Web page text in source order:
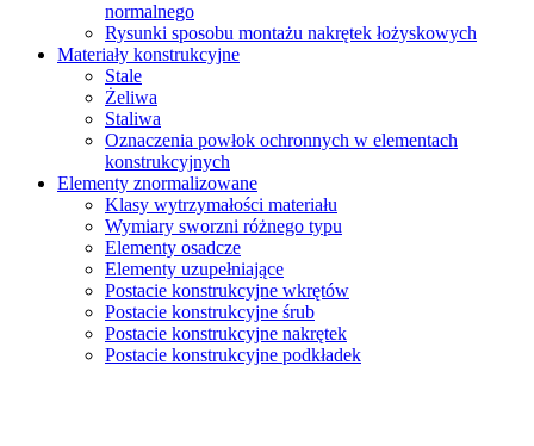
normalnego
Rysunki sposobu montażu nakrętek łożyskowych
Materiały konstrukcyjne
Stale
Żeliwa
Staliwa
Oznaczenia powłok ochronnych w elementach
konstrukcyjnych
Elementy znormalizowane
Klasy wytrzymałości materiału
Wymiary sworzni różnego typu
Elementy osadcze
Elementy uzupełniające
Postacie konstrukcyjne wkrętów
Postacie konstrukcyjne śrub
Postacie konstrukcyjne nakrętek
Postacie konstrukcyjne podkładek